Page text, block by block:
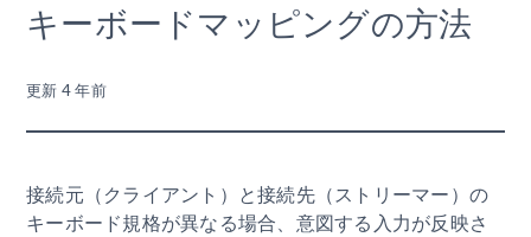
キーボードマッピングの方法
更新 4 年前
接続元（クライアント）と接続先（ストリーマー）の
キーボード規格が異なる場合、意図する入力が反映さ